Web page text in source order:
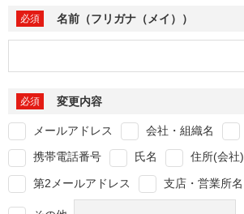
名前（フリガナ（メイ））
変更内容
メールアドレス 会社・組織名
携帯電話番号 氏名 住所(会社)
第2メールアドレス 支店・営業所名